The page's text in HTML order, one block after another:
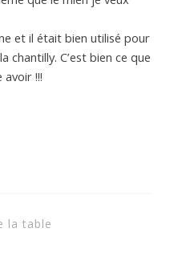
et il était bien utilisé pour
chantilly. C’est bien ce que
avoir !!!
la table